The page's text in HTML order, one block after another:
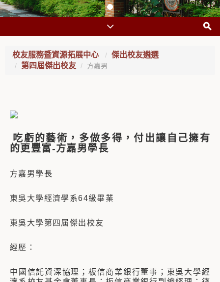
校友服務暨資源拓展中心
傑出校友遴選
第四屆傑出校友
方嘉男
吃虧的藝術，多做多得，付出讓自己擁有
的更豐富-方嘉男學長
方嘉男學長
東吳大學經濟學系64級畢業
東吳大學第四屆傑出校友
經歷：
中國信託資深協理；板信商業銀行董事；東吳大學經